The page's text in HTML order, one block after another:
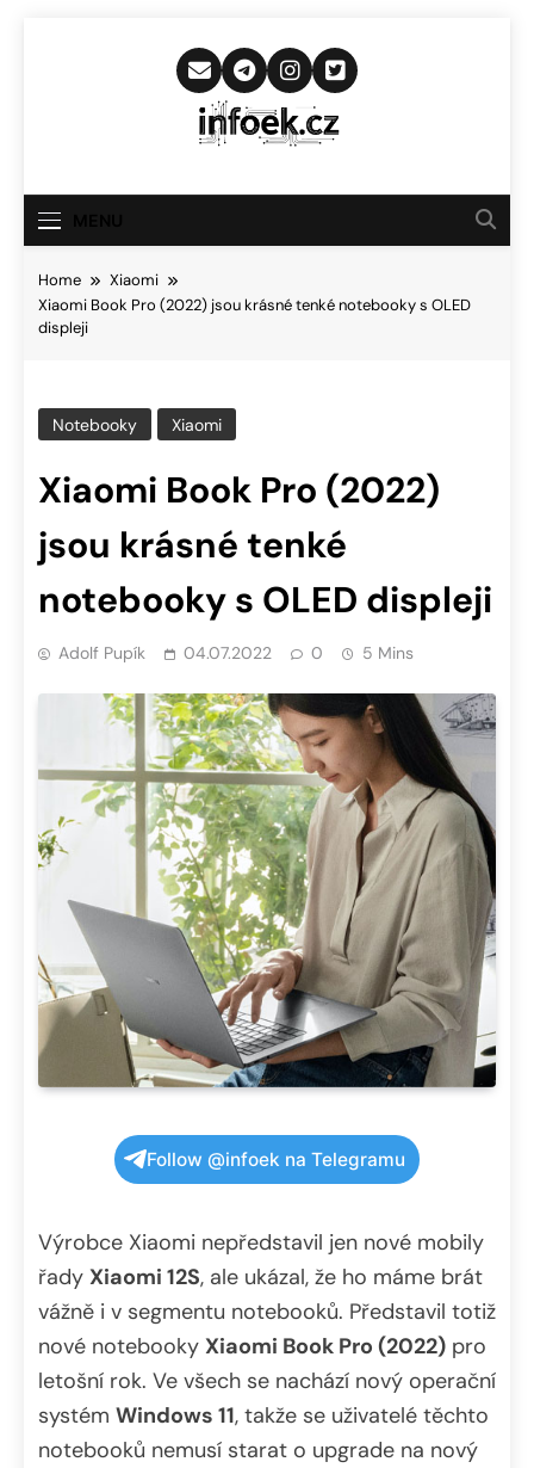
Infoek.cz
Novinkám
Home
Xiaomi
Xiaomi Book Pro (2022) jsou krásné tenké notebooky s OLED
displeji
Notebooky Xiaomi
Xiaomi Book Pro (2022)
jsou krásné tenké
notebooky s OLED displeji
Adolf Pupík 04.07.2022 0 5 Mins
Follow @infoek na Telegramu
Výrobce Xiaomi nepředstavil jen nové mobily
řady Xiaomi 12S, ale ukázal, že ho máme brát
vážně i v segmentu notebooků. Představil totiž
nové notebooky Xiaomi Book Pro (2022) pro
letošní rok. Ve všech se nachází nový operační
systém Windows 11, takže se uživatelé těchto
notebooků nemusí starat o upgrade na nový